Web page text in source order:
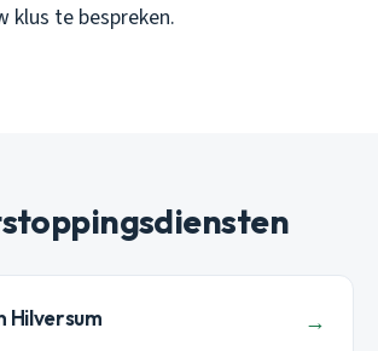
klus te bespreken.
Hilversum →